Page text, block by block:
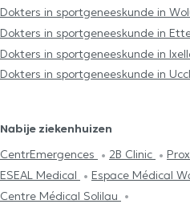
Dokters in sportgeneeskunde in
Dokters in sportgeneeskunde in
Dokters in sportgeneeskunde in
Dokters in sportgeneeskunde in
Nabije ziekenhuizen
CentrEmergences
2B Clinic
ESEAL Medical
Espace Médical
Centre Médical Solilau